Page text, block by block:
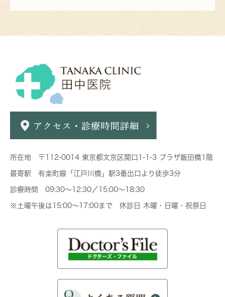
所在地 〒112-0014 東京都文京区関口1-1-3 プラザ飯田橋1階
最寄駅 有楽町線「江戸川橋」駅3番出口より徒歩3分
診療時間 09:30～12:30／15:00～18:30
※土曜午後は15:00～17:00まで 休診日 木曜・日曜・祝祭日